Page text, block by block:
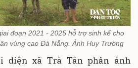
đoạn 2021 - 2025 hỗ trợ sinh kế cho
vùng cao Đà Nẵng. Ảnh Huy Trường
diện xã Trà Tân phản ánh